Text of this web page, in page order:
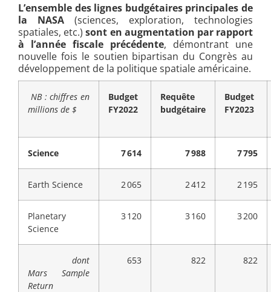
L’ensemble des lignes budgétaires principales de
la NASA (sciences, exploration, technologies
spatiales, etc.) sont en augmentation par rapport
à l’année fiscale précédente, démontrant une
nouvelle fois le soutien bipartisan du Congrès au
développement de la politique spatiale américaine.
NB : chiffres en
millions de $
Budget
FY2022
Requête
budgétaire
Budget
FY2023
Science 7 614 7 988 7 795
Earth Science 2 065 2 412 2 195
Planetary
Science
3 120 3 160 3 200
dont
Mars Sample
Return
653 822 822